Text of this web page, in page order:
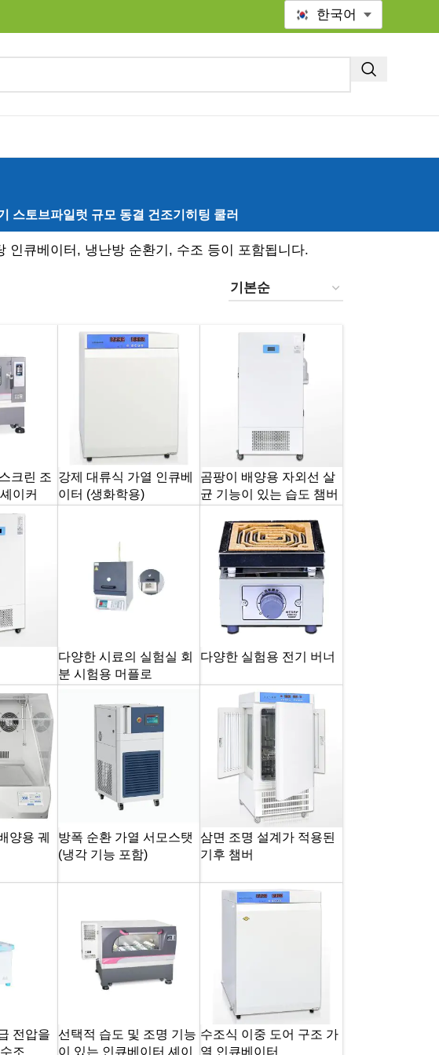
한국어
스토브파일럿 규모 동결 건조기 히팅 쿨러
인큐베이터, 냉난방 순환기, 수조 등이 포함됩니다.
크린 조
이커
강제 대류식 가열 인큐베
이터 (생화학용)
곰팡이 배양용 자외선 살
균 기능이 있는 습도 챔버
다양한 시료의 실험실 회
분 시험용 머플로
다양한 실험용 전기 버너
양용 궤
방폭 순환 가열 서모스탯
(냉각 기능 포함)
삼면 조명 설계가 적용된
기후 챔버
전압을
조
선택적 습도 및 조명 기능
이 있는 인큐베이터 셰이
수조식 이중 도어 구조 가
열 인큐베이터